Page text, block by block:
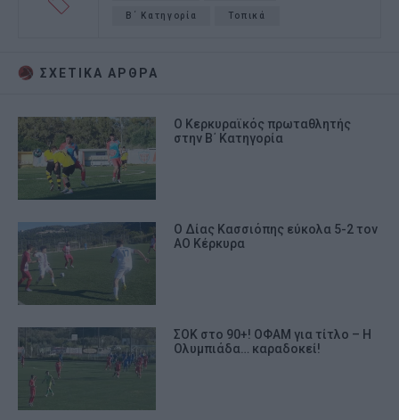
Β΄ Κατηγορία Τοπικά
ΣΧΕΤΙΚA AΡΘΡΑ
Ο Κερκυραϊκός πρωταθλητής
στην Β΄ Κατηγορία
Ο Δίας Κασσιόπης εύκολα 5-2 τον
ΑΟ Κέρκυρα
ΣΟΚ στο 90+! ΟΦΑΜ για τίτλο – Η
Ολυμπιάδα… καραδοκεί!